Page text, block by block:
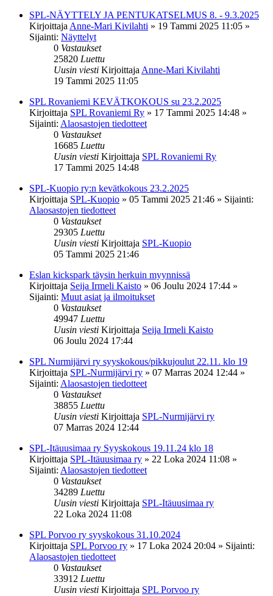
SPL-NÄYTTELY JA PENTUKATSELMUS 8. - 9.3.2025
Kirjoittaja Anne-Mari Kivilahti » 19 Tammi 2025 11:05 »
Sijainti: Näyttelyt
0 Vastaukset
25820 Luettu
Uusin viesti Kirjoittaja Anne-Mari Kivilahti
19 Tammi 2025 11:05
SPL Rovaniemi KEVÄTKOKOUS su 23.2.2025
Kirjoittaja SPL Rovaniemi Ry » 17 Tammi 2025 14:48 »
Sijainti: Alaosastojen tiedotteet
0 Vastaukset
16685 Luettu
Uusin viesti Kirjoittaja SPL Rovaniemi Ry
17 Tammi 2025 14:48
SPL-Kuopio ry:n kevätkokous 23.2.2025
Kirjoittaja SPL-Kuopio » 05 Tammi 2025 21:46 » Sijainti:
Alaosastojen tiedotteet
0 Vastaukset
29305 Luettu
Uusin viesti Kirjoittaja SPL-Kuopio
05 Tammi 2025 21:46
Eslan kickspark täysin herkuin myynnissä
Kirjoittaja Seija Irmeli Kaisto » 06 Joulu 2024 17:44 »
Sijainti: Muut asiat ja ilmoitukset
0 Vastaukset
49947 Luettu
Uusin viesti Kirjoittaja Seija Irmeli Kaisto
06 Joulu 2024 17:44
SPL Nurmijärvi ry syyskokous/pikkujoulut 22.11. klo 19
Kirjoittaja SPL-Nurmijärvi ry » 07 Marras 2024 12:44 »
Sijainti: Alaosastojen tiedotteet
0 Vastaukset
38855 Luettu
Uusin viesti Kirjoittaja SPL-Nurmijärvi ry
07 Marras 2024 12:44
SPL-Itäuusimaa ry Syyskokous 19.11.24 klo 18
Kirjoittaja SPL-Itäuusimaa ry » 22 Loka 2024 11:08 »
Sijainti: Alaosastojen tiedotteet
0 Vastaukset
34289 Luettu
Uusin viesti Kirjoittaja SPL-Itäuusimaa ry
22 Loka 2024 11:08
SPL Porvoo ry syyskokous 31.10.2024
Kirjoittaja SPL Porvoo ry » 17 Loka 2024 20:04 » Sijainti:
Alaosastojen tiedotteet
0 Vastaukset
33912 Luettu
Uusin viesti Kirjoittaja SPL Porvoo ry